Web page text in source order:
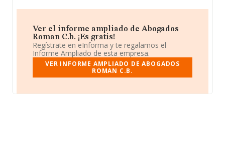
Ver el informe ampliado de Abogados
Roman C.b. ¡Es gratis!
Regístrate en eInforma y te regalamos el
Informe Ampliado de esta empresa.
VER INFORME AMPLIADO DE ABOGADOS
ROMAN C.B.